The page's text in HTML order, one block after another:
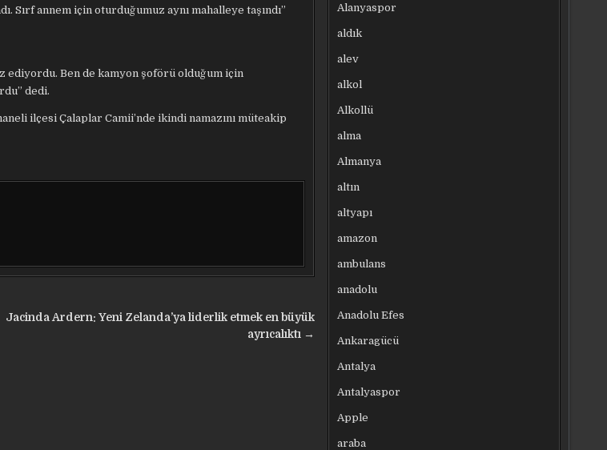
Sırf annem için oturduğumuz aynı mahalleye taşındı”
ediyordu. Ben de kamyon şoförü olduğum için
dedi.
ilçesi Çalaplar Camii’nde ikindi namazını müteakip
Jacinda Ardern: Yeni Zelanda’ya liderlik etmek en büyük
ayrıcalıktı →
Alanyaspor
aldık
alev
alkol
Alkollü
alma
Almanya
altın
altyapı
amazon
ambulans
anadolu
Anadolu Efes
Ankaragücü
Antalya
Antalyaspor
Apple
araba